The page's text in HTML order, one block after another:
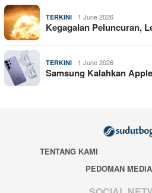
TERKINI 1 June 2026
Kegagalan Peluncuran,
TERKINI 1 June 2026
Samsung Kalahkan
TENTANG KAMI
PEDOMAN